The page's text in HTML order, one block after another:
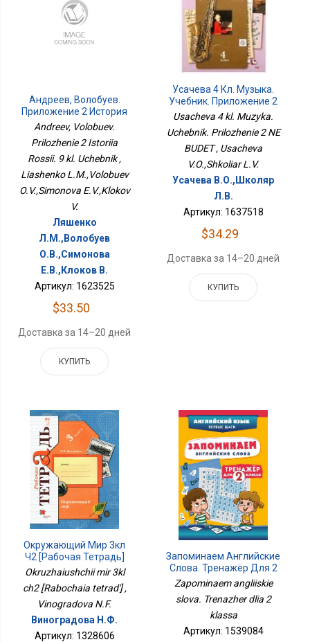
Андреев, Волобуев.
Приложение 2 История
России. 9 Кл. Учебник
Andreev, Volobuev.
Prilozhenie 2 Istoriia
Rossii. 9 kl. Uchebnik ,
Liashenko L.M.,Volobuev
O.V.,Simonova E.V.,Klokov
V.
Ляшенко
Л.М.,Волобуев
О.В.,Симонова
Е.В.,Клоков В.
Артикул: 1623525
$33.50
Доставка за 14–20 дней
КУПИТЬ
Усачева 4 Кл. Музыка.
Учебник. Приложение 2
НЕ БУДЕТ
Usacheva 4 kl. Muzyka.
Uchebnik. Prilozhenie 2 NE
BUDET , Usacheva
V.O.,Shkoliar L.V.
Усачева В.О.,Школяр
Л.В.
Артикул: 1637518
$34.29
Доставка за 14–20 дней
КУПИТЬ
Окружающий Мир 3кл
Ч2 [Рабочая Тетрадь]
Okruzhaiushchii mir 3kl
ch2 [Rabochaia tetrad'] ,
Vinogradova N.F.
Виноградова Н.Ф.
Артикул: 1328606
Запоминаем Английские
Слова. Тренажёр Для 2
Класса
Zapominaem angliiskie
slova. Trenazher dlia 2
klassa
Артикул: 1539084